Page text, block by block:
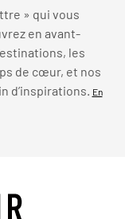
» qui vous
en avant-
les
de cœur, et nos
d’inspirations.
En